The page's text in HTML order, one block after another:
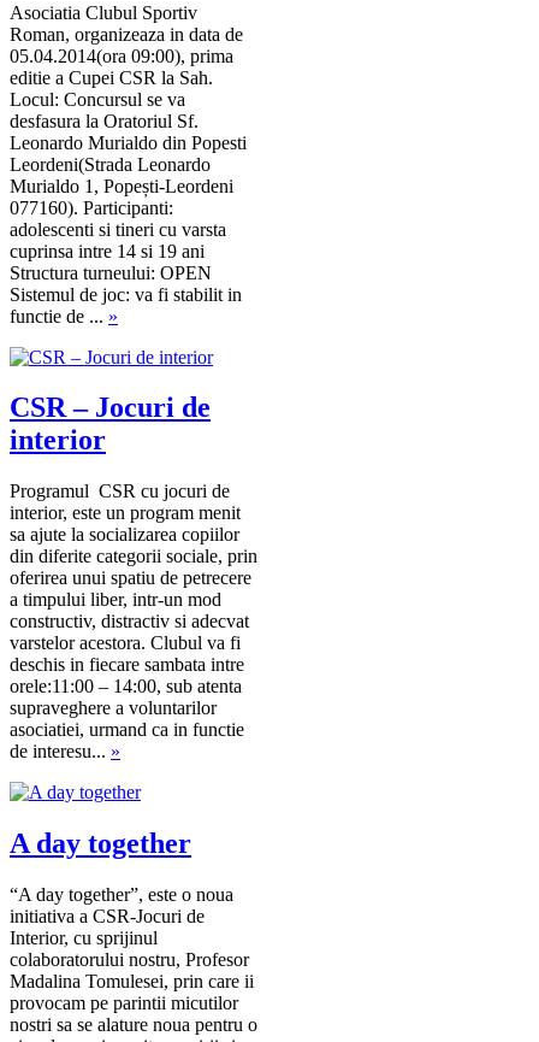
Asociatia Clubul Sportiv
Roman, organizeaza in data de
05.04.2014(ora 09:00), prima
editie a Cupei CSR la Sah.
Locul: Concursul se va
desfasura la Oratoriul Sf.
Leonardo Murialdo din Popesti
Leordeni(Strada Leonardo
Murialdo 1, Popești-Leordeni
077160). Participanti:
adolescenti si tineri cu varsta
cuprinsa intre 14 si 19 ani
Structura turneului: OPEN
Sistemul de joc: va fi stabilit in
functie de ... »
CSR – Jocuri de
interior
Programul CSR cu jocuri de
interior, este un program menit
sa ajute la socializarea copiilor
din diferite categorii sociale, prin
oferirea unui spatiu de petrecere
a timpului liber, intr-un mod
constructiv, distractiv si adecvat
varstelor acestora. Clubul va fi
deschis in fiecare sambata intre
orele:11:00 – 14:00, sub atenta
supraveghere a voluntarilor
asociatiei, urmand ca in functie
de interesu... »
A day together
“A day together”, este o noua
initiativa a CSR-Jocuri de
Interior, cu sprijinul
colaboratorului nostru, Profesor
Madalina Tomulesei, prin care ii
provocam pe parintii micutilor
nostri sa se alature noua pentru o